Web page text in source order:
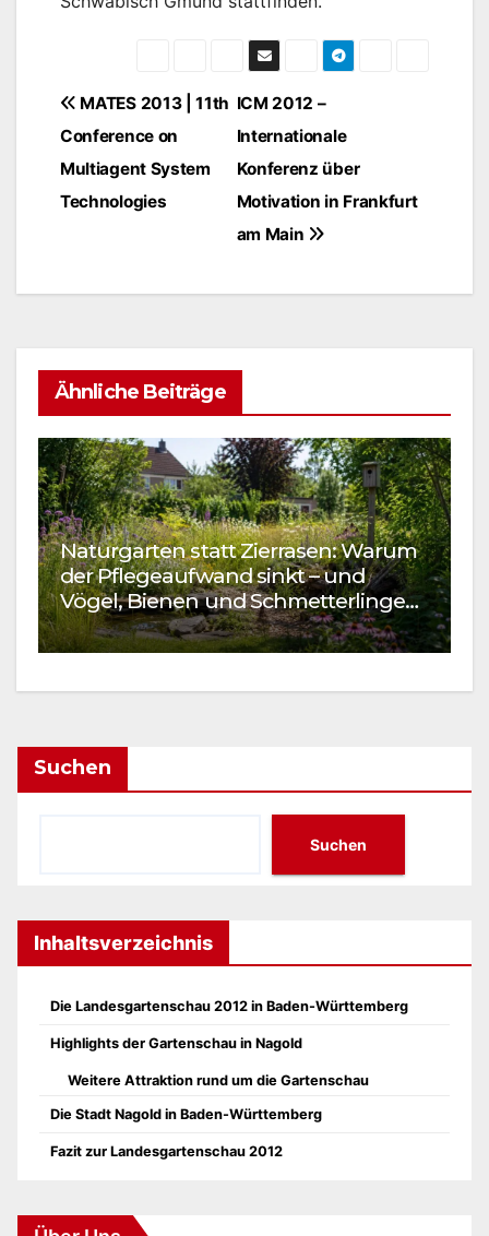
Beitragsnavigation
ICM 2012 –
Internationale
Konferenz über
Motivation in Frankfurt
am Main
MATES 2013 | 11th
Conference on
Multiagent System
Technologies
Ähnliche Beiträge
Naturgarten statt Zierrasen: Warum
der Pflegeaufwand sinkt – und
Vögel, Bienen und Schmetterlinge
kommen
Suchen
Suchen
Inhaltsverzeichnis
Die Landesgartenschau 2012 in Baden-Württemberg
Highlights der Gartenschau in Nagold
Weitere Attraktion rund um die Gartenschau
Die Stadt Nagold in Baden-Württemberg
Fazit zur Landesgartenschau 2012